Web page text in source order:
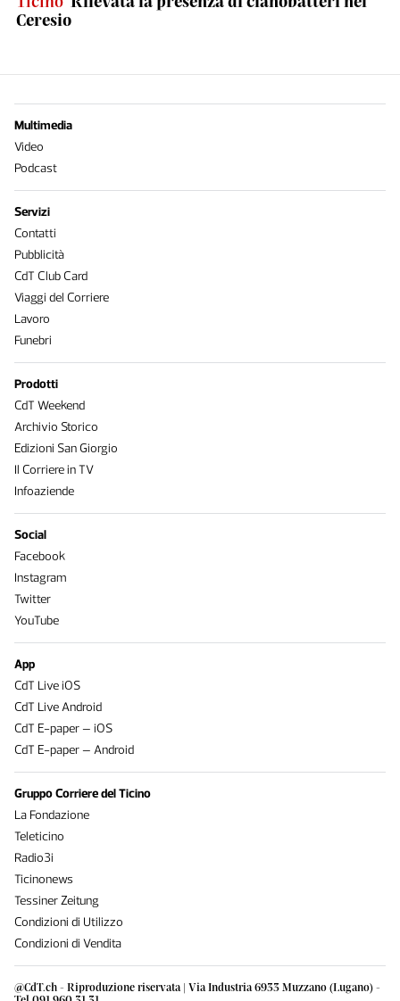
Ceresio
@CdT.ch - Riproduzione riservata | Via Industria 6933 Muzzano (Lugano) -
Multimedia
Video
Podcast
Servizi
Contatti
Pubblicità
CdT Club Card
Viaggi del Corriere
Lavoro
Funebri
Prodotti
CdT Weekend
Archivio Storico
Edizioni San Giorgio
Il Corriere in TV
Infoaziende
Social
Facebook
Instagram
Twitter
YouTube
App
CdT Live iOS
CdT Live Android
CdT E-paper – iOS
CdT E-paper – Android
Gruppo Corriere del Ticino
La Fondazione
Teleticino
Radio3i
Ticinonews
Tessiner Zeitung
Condizioni di Utilizzo
Condizioni di Vendita